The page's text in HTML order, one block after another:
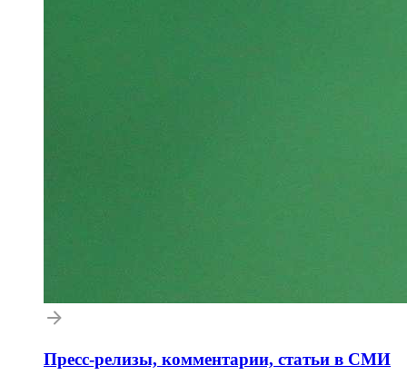
Пресс-релизы, комментарии, статьи в СМИ